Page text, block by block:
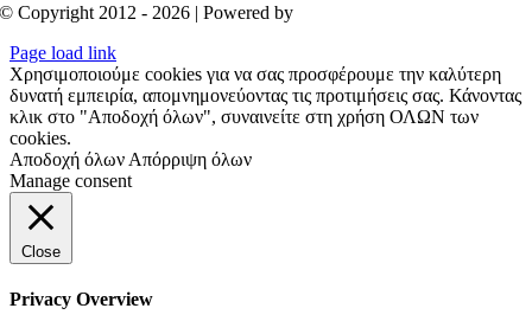
© Copyright 2012 - 2026 | Powered by
Page load link
Χρησιμοποιούμε cookies για να σας προσφέρουμε την καλύτερη
δυνατή εμπειρία, απομνημονεύοντας τις προτιμήσεις σας. Κάνοντας
κλικ στο "Αποδοχή όλων", συναινείτε στη χρήση ΟΛΩΝ των
cookies.
Αποδοχή όλων Απόρριψη όλων
Manage consent
Close
Privacy Overview